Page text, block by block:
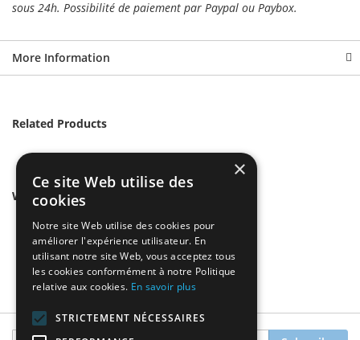
sous 24h. Possibilité de paiement par Paypal ou Paybox.
More Information
Related Products
We found other products you might like!
Sign
×
Ce site Web utilise des
cookies
Notre site Web utilise des cookies pour
améliorer l'expérience utilisateur. En
utilisant notre site Web, vous acceptez tous
les cookies conformément à notre Politique
relative aux cookies. En savoir plus
STRICTEMENT NÉCESSAIRES